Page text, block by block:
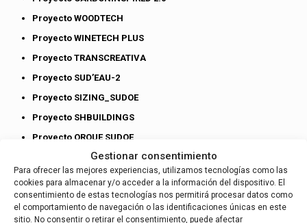
Gestionar consentimiento
Para ofrecer las mejores experiencias, utilizamos tecnologías como las
cookies para almacenar y/o acceder a la información del dispositivo. El
consentimiento de estas tecnologías nos permitirá procesar datos como
el comportamiento de navegación o las identificaciones únicas en este
sitio. No consentir o retirar el consentimiento, puede afectar
Proyecto WOODTECH
Proyecto WINETECH PLUS
Proyecto TRANSCREATIVA
Proyecto SUD’EAU-2
Proyecto SIZING_SUDOE
Proyecto SHBUILDINGS
Proyecto ORQUE SUDOE
Proyecto MICOSYLVA +
Proyecto ITERA-AA
Proyecto FORRISK
Proyecto FIBNATEX 2